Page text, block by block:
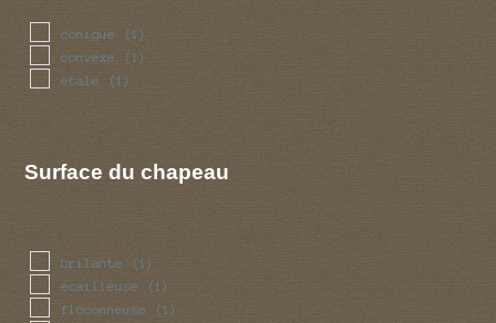
conique (1)
convexe (1)
etale (1)
Surface du chapeau
brilante (1)
ecailleuse (1)
floconneuse (1)